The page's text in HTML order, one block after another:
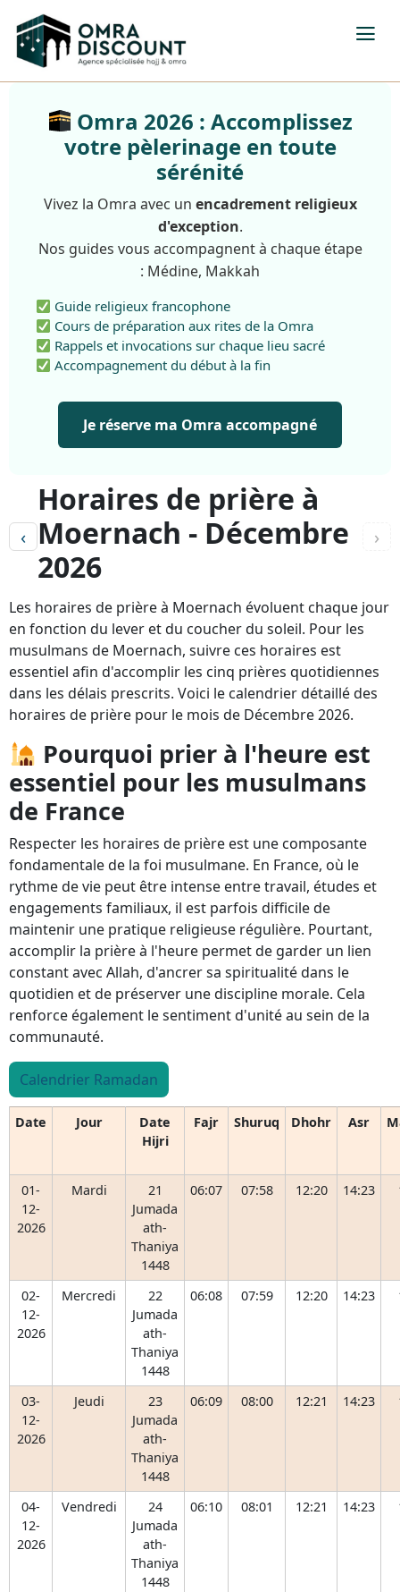
Omra 2026 : Accomplissez
votre pèlerinage en toute
sérénité
Vivez la Omra avec un encadrement religieux
d'exception.
Nos guides vous accompagnent à chaque étape
: Médine, Makkah
Guide religieux francophone
Cours de préparation aux rites de la Omra
Rappels et invocations sur chaque lieu sacré
Accompagnement du début à la fin
Je réserve ma Omra accompagné
‹
Horaires de prière à
Moernach - Décembre
2026
›
Les horaires de prière à Moernach évoluent chaque jour
en fonction du lever et du coucher du soleil. Pour les
musulmans de Moernach, suivre ces horaires est
essentiel afin d'accomplir les cinq prières quotidiennes
dans les délais prescrits. Voici le calendrier détaillé des
horaires de prière pour le mois de Décembre 2026.
Pourquoi prier à l'heure est
essentiel pour les musulmans
de France
Respecter les horaires de prière est une composante
fondamentale de la foi musulmane. En France, où le
rythme de vie peut être intense entre travail, études et
engagements familiaux, il est parfois difficile de
maintenir une pratique religieuse régulière. Pourtant,
accomplir la prière à l'heure permet de garder un lien
constant avec Allah, d'ancrer sa spiritualité dans le
quotidien et de préserver une discipline morale. Cela
renforce également le sentiment d'unité au sein de la
communauté.
Calendrier Ramadan
Date Jour
Date
Hijri
Fajr Shuruq Dhohr Asr
01-
12-
2026
Mardi
21
Jumada
ath-
Thaniya
1448
06:07 07:58 12:20 14:23
02-
12-
2026
Mercredi
22
Jumada
ath-
Thaniya
1448
06:08 07:59 12:20 14:23
03-
12-
2026
Jeudi
23
Jumada
ath-
Thaniya
1448
06:09 08:00 12:21 14:23
04-
12-
2026
Vendredi
24
Jumada
ath-
Thaniya
1448
06:10 08:01 12:21 14:23